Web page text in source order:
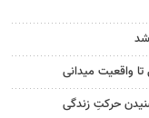
شد
واقعیت میدانی
حرکتِ زندگی